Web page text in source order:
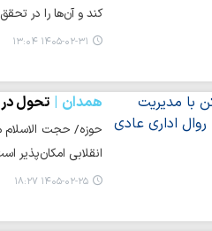
کند و آن‌ها را در
۱۴۰۵-۰۲-۳۱ ۱۳:۰۴
همدان تحول
حوزه/ حجت الاسلام
انقلابی امکان‌پذیر
۱۴۰۵-۰۲-۲۵ ۱۸:۲۷